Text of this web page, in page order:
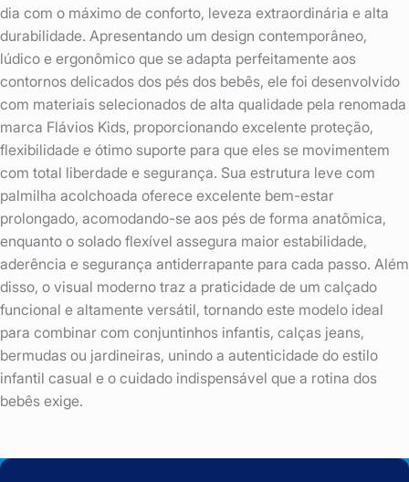
dia com o máximo de conforto, leveza extraordinária e alta
durabilidade. Apresentando um design contemporâneo,
lúdico e ergonômico que se adapta perfeitamente aos
contornos delicados dos pés dos bebês, ele foi desenvolvido
com materiais selecionados de alta qualidade pela renomada
marca Flávios Kids, proporcionando excelente proteção,
flexibilidade e ótimo suporte para que eles se movimentem
com total liberdade e segurança. Sua estrutura leve com
palmilha acolchoada oferece excelente bem-estar
prolongado, acomodando-se aos pés de forma anatômica,
enquanto o solado flexível assegura maior estabilidade,
aderência e segurança antiderrapante para cada passo. Além
disso, o visual moderno traz a praticidade de um calçado
funcional e altamente versátil, tornando este modelo ideal
para combinar com conjuntinhos infantis, calças jeans,
bermudas ou jardineiras, unindo a autenticidade do estilo
infantil casual e o cuidado indispensável que a rotina dos
bebês exige.